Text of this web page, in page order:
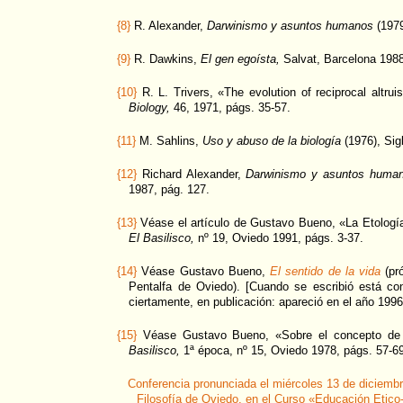
{8} R. Alexander, Darwinismo y asuntos humanos
{9} R. Dawkins, El gen egoísta, Salvat, Barcelona
{10} R. L. Trivers, «The evolution of reciprocal
Biology, 46, 1971, págs. 35-57.
{11} M. Sahlins, Uso y abuso de la biología (1976),
{12} Richard Alexander,Darwinismo y asuntos
1987, pág. 127.
{13} Véase el artículo de Gustavo Bueno, «La
El Basilisco, nº 19, Oviedo 1991, págs. 3-37.
{14} Véase Gustavo Bueno, El sentido de la vida
Pentalfa de Oviedo). [Cuando se escribió está
ciertamente, en publicación: apareció en el año
{15} Véase Gustavo Bueno, «Sobre el concepto
Basilisco, 1ª época, nº 15, Oviedo 1978, págs. 57-
Conferencia pronunciada el miércoles 13 de
Filosofía de Oviedo, en el Curso «Educación